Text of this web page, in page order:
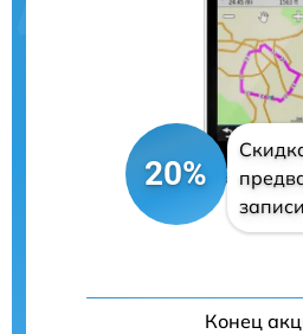
20%
Конец